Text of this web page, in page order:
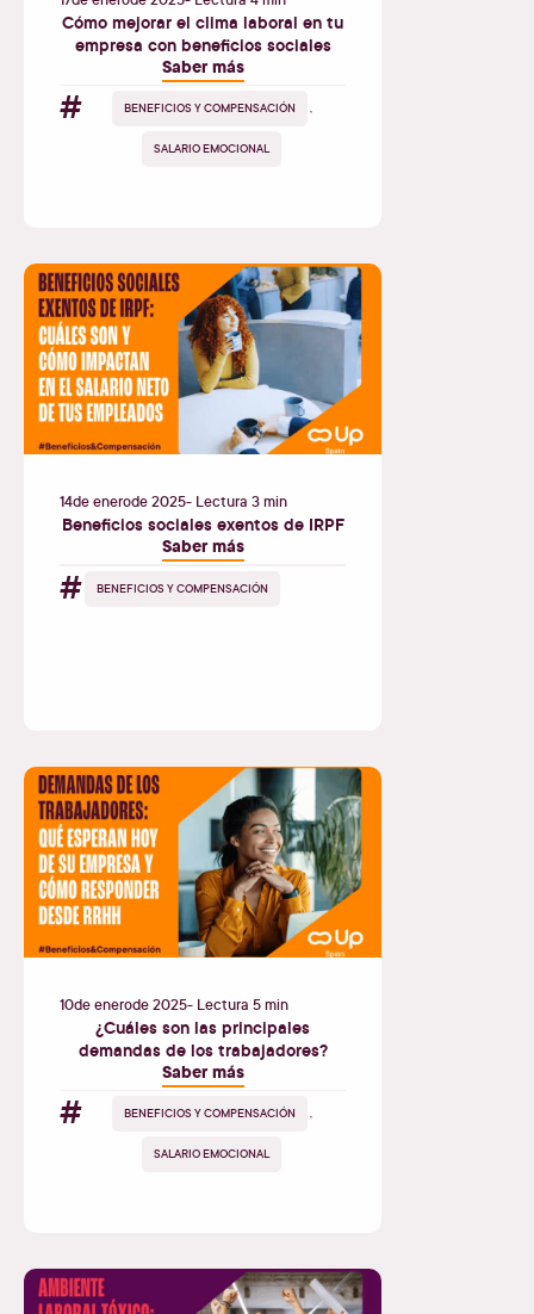
Cómo mejorar el clima laboral en tu
empresa con beneficios sociales
Saber más
# BENEFICIOS Y COMPENSACIÓN ,
SALARIO EMOCIONAL
14deenerode2025- Lectura 3 min
Beneficios sociales exentos de IRPF
Saber más
# BENEFICIOS Y COMPENSACIÓN
10deenerode2025- Lectura 5 min
¿Cuáles son las principales
demandas de los trabajadores?
Saber más
# BENEFICIOS Y COMPENSACIÓN ,
SALARIO EMOCIONAL